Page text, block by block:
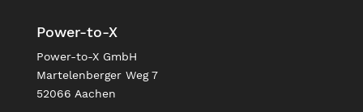
Power-to-X
Power-to-X GmbH
Martelenberger Weg 7
52066 Aachen